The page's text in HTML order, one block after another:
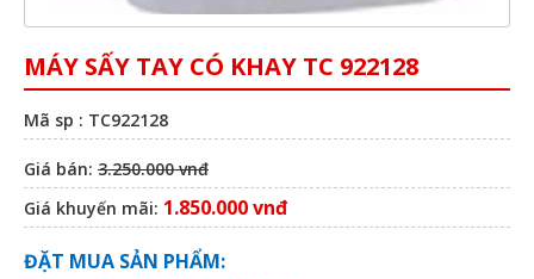
MÁY SẤY TAY CÓ KHAY TC 922128
Mã sp : TC922128
Giá bán: 3.250.000 vnđ
Giá khuyến mãi: 1.850.000 vnđ
ĐẶT MUA SẢN PHẨM: